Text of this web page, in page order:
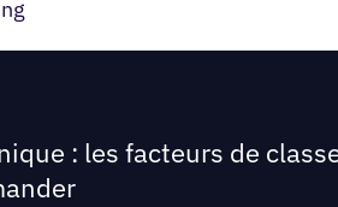
: les facteurs de